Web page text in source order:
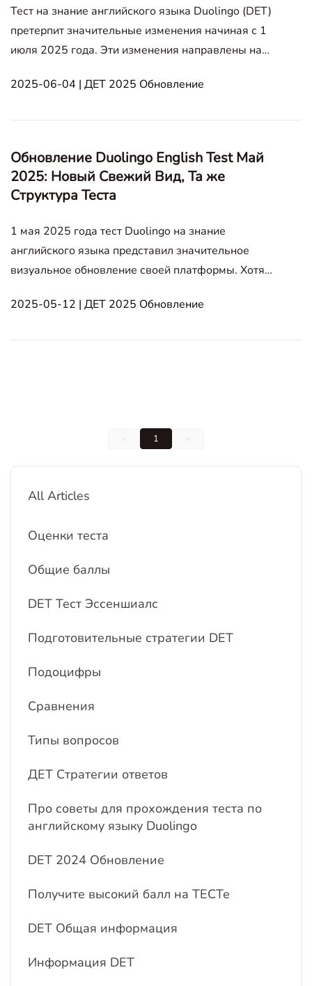
All Articles
Оценки теста
Общие баллы
DET Тест Эссеншиалс
Подготовительные стратегии DET
Подоцифры
Сравнения
Типы вопросов
ДЕТ Стратегии ответов
Про советы для прохождения теста по
английскому языку Duolingo
DET 2024 Обновление
Получите высокий балл на ТЕСТе
DET Общая информация
Информация DET
Тест на знание английского языка Duolingo (DET)
претерпит значительные изменения начиная с 1
июля 2025 года. Эти изменения направлены на
эффективности и пользовательского опыта
2025-06-04 | ДЕТ 2025 Обновление
Обновление Duolingo English Test Май
2025: Новый Свежий Вид, Та же
Структура Теста
1 мая 2025 года тест Duolingo на знание
английского языка представил значительное
визуальное обновление своей платформы. Хотя
теста Duolingo на знание английского языка,
2025-05-12 | ДЕТ 2025 Обновление
« 1 »